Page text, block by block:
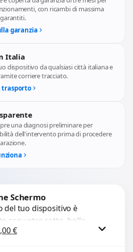
con ricambi di massima
garanzia
Italia
dispositivo da qualsiasi città italiana e
corriere tracciato.
trasporto
una diagnosi preliminare per
dell'intervento prima di procedere
Schermo
del tuo dispositivo è
con vetro rotto, bolle,
nero o pixel morti?
originale era: 135,00 €.
€Il prezzo attuale è: 80,00 €.